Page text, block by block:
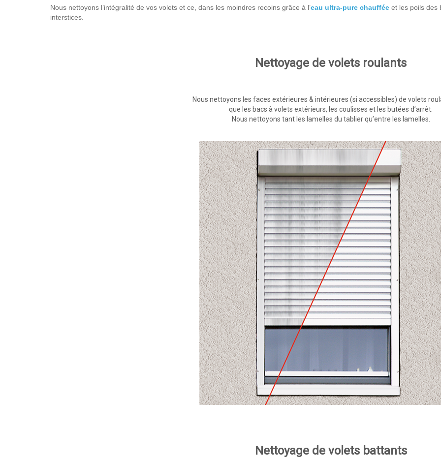
Nous nettoyons l’intégralité de vos volets et ce, dans les moindres recoins grâce à l’eau ultra-pure chauffée et les poils des
interstices.
Nettoyage de volets roulants
Nous nettoyons les faces extérieures & intérieures (si accessibles) de volets
que les bacs à volets extérieurs, les coulisses et les butées d’arrêt.
Nous nettoyons tant les lamelles du tablier qu’entre les lamelles.
Nettoyage de volets battants